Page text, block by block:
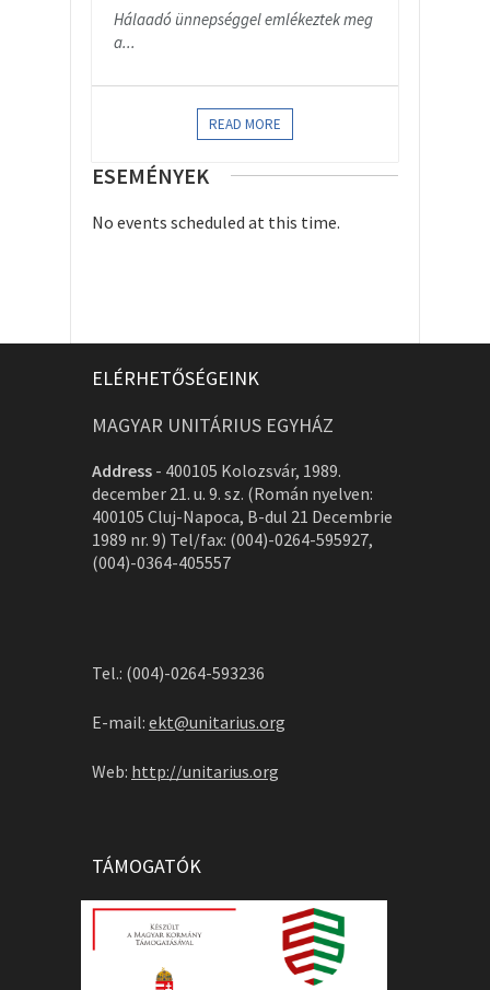
Hálaadó ünnepséggel emlékeztek meg
a...
READ MORE
ESEMÉNYEK
No events scheduled at this time.
ELÉRHETŐSÉGEINK
MAGYAR UNITÁRIUS EGYHÁZ
Address - 400105 Kolozsvár, 1989.
december 21. u. 9. sz. (Román nyelven:
400105 Cluj-Napoca, B-dul 21 Decembrie
1989 nr. 9) Tel/fax: (004)-0264-595927,
(004)-0364-405557
Tel.: (004)-0264-593236
E-mail: ekt@unitarius.org
Web: http://unitarius.org
TÁMOGATÓK